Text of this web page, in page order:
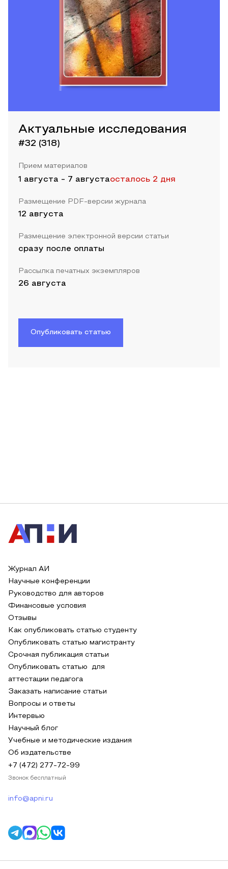
Актуальные исследования
#32 (318)
Прием материалов
1 августа - 7 августаосталось 2 дня
Размещение PDF-версии журнала
12 августа
Размещение электронной версии статьи
сразу после оплаты
Рассылка печатных экземпляров
26 августа
Опубликовать статью
Журнал АИ
Научные конференции
Руководство для авторов
Финансовые условия
Отзывы
Как опубликовать статью студенту
Опубликовать статью магистранту
Срочная публикация статьи
Опубликовать статью для
аттестации педагога
Заказать написание статьи
Вопросы и ответы
Интервью
Научный блог
Учебные и методические издания
Об издательстве
+7 (472) 277-72-99
Звонок бесплатный
info@apni.ru